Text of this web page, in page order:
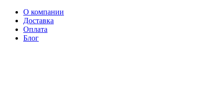
О компании
Доставка
Оплата
Блог